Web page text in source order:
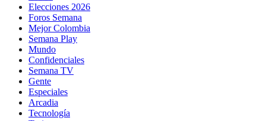
Elecciones 2026
Foros Semana
Mejor Colombia
Semana Play
Mundo
Confidenciales
Semana TV
Gente
Especiales
Arcadia
Tecnología